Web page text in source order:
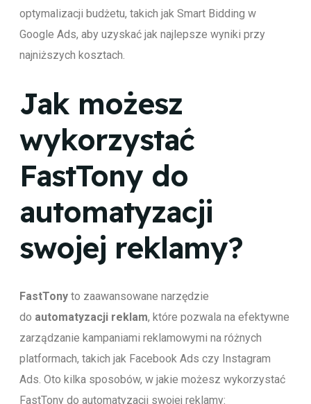
optymalizacji budżetu, takich jak Smart Bidding w
Google Ads, aby uzyskać jak najlepsze wyniki przy
najniższych kosztach.
Jak możesz
wykorzystać
FastTony do
automatyzacji
swojej reklamy?
FastTony to zaawansowane narzędzie
do automatyzacji reklam, które pozwala na efektywne
zarządzanie kampaniami reklamowymi na różnych
platformach, takich jak Facebook Ads czy Instagram
Ads. Oto kilka sposobów, w jakie możesz wykorzystać
FastTony do automatyzacji swojej reklamy: